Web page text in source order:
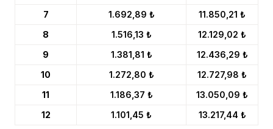
7
1.692,89 ₺
11.850,21 ₺
8
1.516,13 ₺
12.129,02 ₺
9
1.381,81 ₺
12.436,29 ₺
10
1.272,80 ₺
12.727,98 ₺
11
1.186,37 ₺
13.050,09 ₺
12
1.101,45 ₺ 13.217,44 ₺